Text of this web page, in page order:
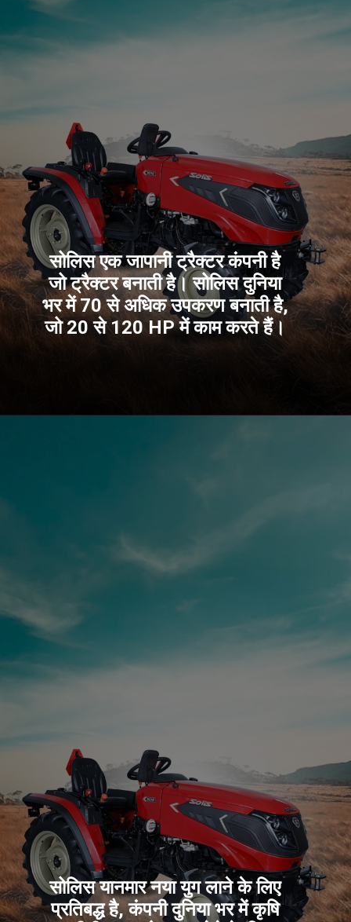
सोलिस एक जापानी ट्रैक्टर कंपनी है
जो ट्रैक्टर बनाती है। सोलिस दुनिया
भर में 70 से अधिक उपकरण बनाती है,
जो 20 से 120 HP में काम करते हैं।
सोलिस यानमार नया युग लाने के लिए
प्रतिबद्ध है, कंपनी दुनिया भर में कृषि